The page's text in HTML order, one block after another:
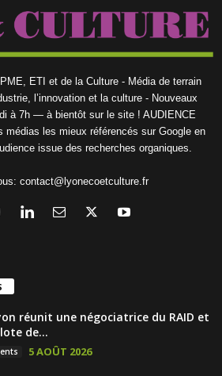
ETI et de la Culture - Média de terrain
l’innovation et la culture - Nouveaux
à 7h — à bientôt sur le site ! AUDIENCE
les mieux référencés sur Google en
issue des recherches organiques.
contact@lyonecoetculture.fr
réunit une négociatrice du RAID et
de...
5 AOÛT 2026